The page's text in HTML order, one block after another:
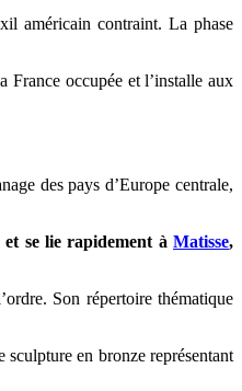
américain contraint. La phase
France occupée et l’installe aux
des pays d’Europe centrale,
et se lie rapidement àMatisse,
Son répertoire thématique
en bronze représentant